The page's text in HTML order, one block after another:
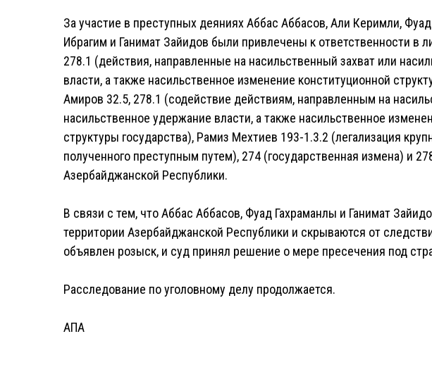
За участие в преступных деяниях Аббас Аббасов, Али Керимли,
Ибрагим и Ганимат Зайидов были привлечены к ответственности в
278.1 (действия, направленные на насильственный захват или
власти, а также насильственное изменение конституционной
Амиров 32.5, 278.1 (содействие действиям, направленным на
насильственное удержание власти, а также насильственное
структуры государства), Рамиз Мехтиев 193-1.3.2 (легализация
полученного преступным путем), 274 (государственная измена) и
Азербайджанской Республики.
В связи с тем, что Аббас Аббасов, Фуад Гахраманлы и Ганимат
территории Азербайджанской Республики и скрываются от
объявлен розыск, и суд принял решение о мере пресечения под
Расследование по уголовному делу продолжается.
АПА